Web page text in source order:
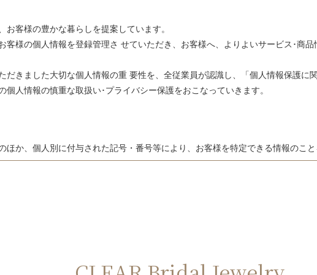
お客様の豊かな暮らしを提案しています。
客様の個人情報を登録管理さ せていただき、お客様へ、よりよいサービス･商品
だきました大切な個人情報の重 要性を、全従業員が認識し、「個人情報保護に
人情報の慎重な取扱い･プライバシー保護をおこなっていきます。
ほか、個人別に付与された記号・番号等により、お客様を特定できる情報のこと